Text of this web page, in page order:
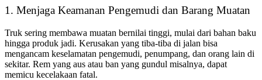
1. Menjaga Keamanan Pengemudi dan Barang Muatan
Truk sering membawa muatan bernilai tinggi, mulai dari bahan baku
hingga produk jadi. Kerusakan yang tiba-tiba di jalan bisa
mengancam keselamatan pengemudi, penumpang, dan orang lain di
sekitar. Rem yang aus atau ban yang gundul misalnya, dapat
memicu kecelakaan fatal.